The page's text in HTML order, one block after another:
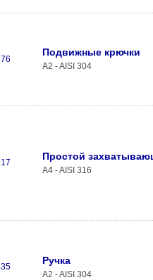
Подвижные крючки
A2 - AISI 304
Простой
A4 - AISI 316
Ручка
A2 - AISI 304